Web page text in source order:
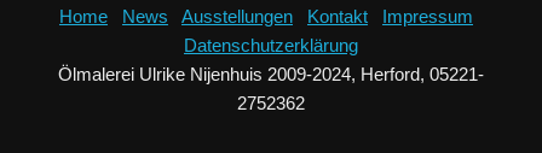
Home
News Ausstellungen Kontakt
Impressum
Datenschutzerklärung
Ölmalerei Ulrike Nijenhuis 2009-2024, Herford, 05221-
2752362